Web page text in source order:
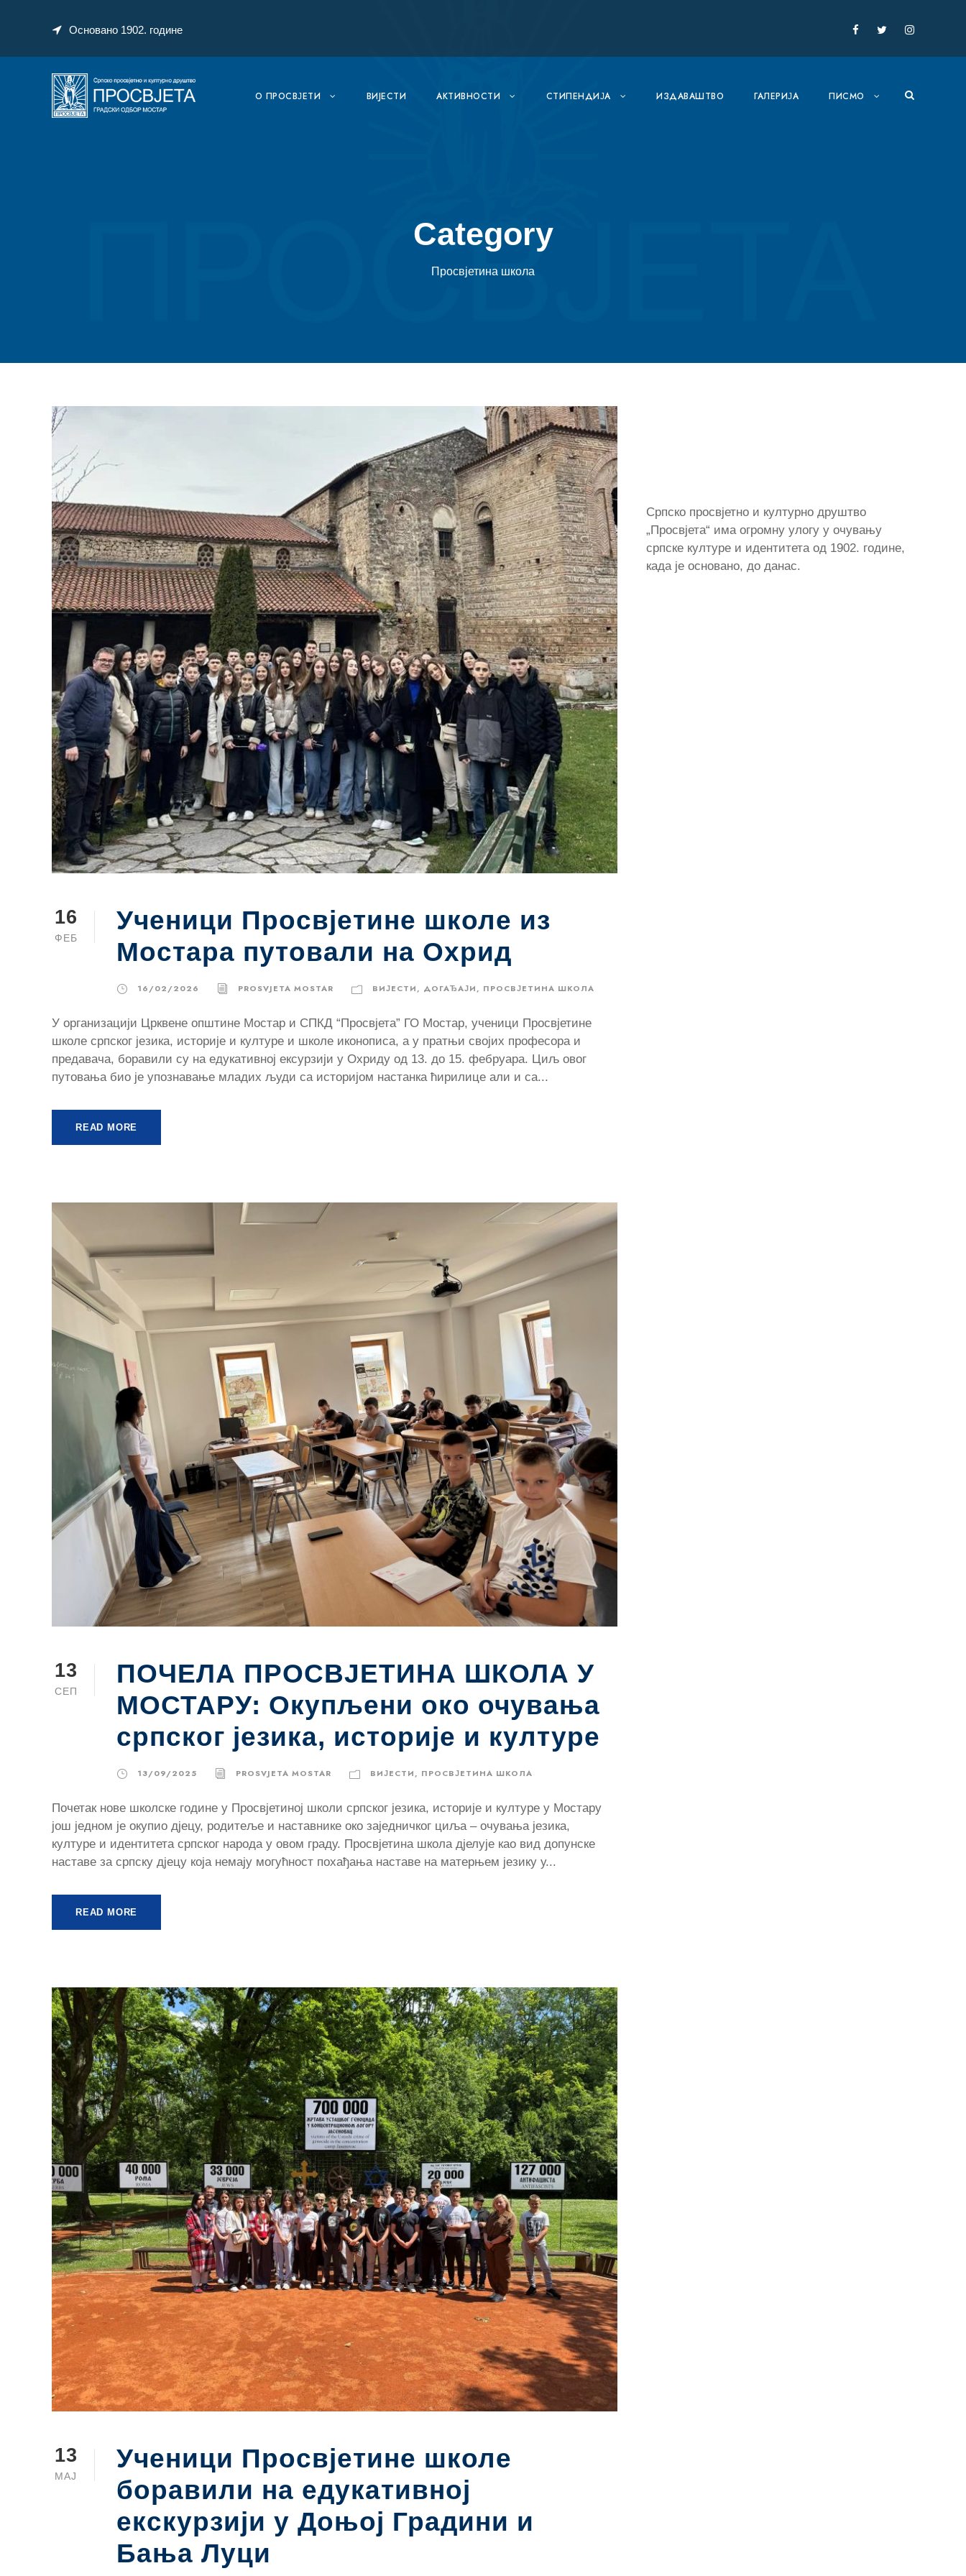
Основано 1902. године
O ПРОСВЈЕТИ ВИJЕСТИ АКТИВНОСТИ СТИПЕНДИЈА ИЗДАВАШТВО ГАЛЕРИЈА ПИСМО
Category
Просвјетина школа
16
ФЕБ
Ученици Просвјетине школе из
Мостара путовали на Охрид
16/02/2026 PROSVJETA MOSTAR ВИЈЕСТИ, ДОГАЂАЈИ, ПРОСВЈЕТИНА ШКОЛА
У организацији Црквене општине Мостар и СПКД “Просвјета” ГО Мостар, ученици Просвјетине
школе српског језика, историје и културе и школе иконописа, а у пратњи својих професора и
предавача, боравили су на едукативној ексурзији у Охриду од 13. до 15. фебруара. Циљ овог
путовања био је упознавање младих људи са историјом настанка ћирилице али и са...
READ MORE
13
СЕП
ПОЧЕЛА ПРОСВЈЕТИНА ШКОЛА У
МОСТАРУ: Окупљени око очувања
српског језика, историје и културе
13/09/2025 PROSVJETA MOSTAR ВИЈЕСТИ, ПРОСВЈЕТИНА ШКОЛА
Почетак нове школске године у Просвјетиној школи српског језика, историје и културе у Мостару
још једном је окупио дјецу, родитеље и наставнике око заједничког циља – очувања језика,
културе и идентитета српског народа у овом граду. Просвјетина школа дјелује као вид допунске
наставе за српску дјецу која немају могућност похађања наставе на матерњем језику у...
READ MORE
13
МАЈ
Ученици Просвјетине школе
боравили на едукативној
екскурзији у Доњој Градини и
Бања Луци
Српско просвјетно и културно друштво
„Просвјета“ има огромну улогу у очувању
српске културе и идентитета од 1902. године,
када је основано, до данас.